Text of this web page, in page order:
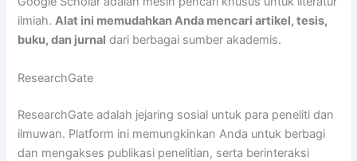
ilmiah.Alat ini memudahkan Anda mencari artikel, tesis,
buku, dan jurnal dari berbagai sumber akademis.
ResearchGate
ResearchGate adalah jejaring sosial untuk para peneliti dan
ilmuwan. Platform ini memungkinkan Anda untuk berbagi
dan mengakses publikasi penelitian, serta berinteraksi